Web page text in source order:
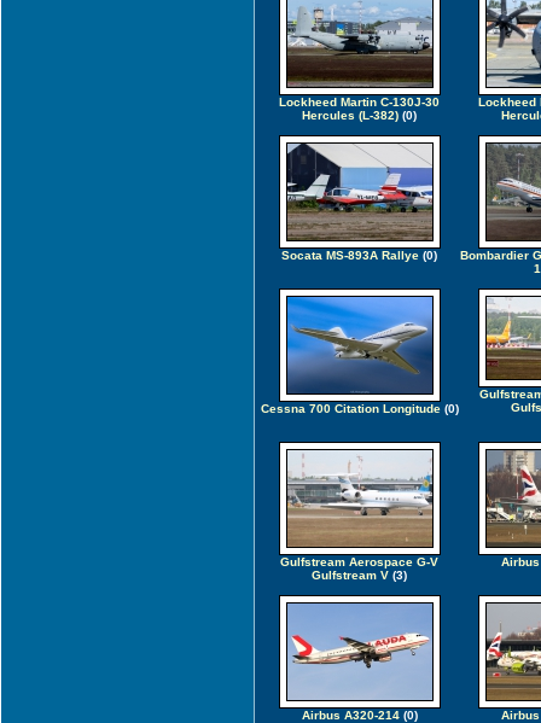
Lockheed Martin C-130J-30
Hercules (L-382) (0)
Lockheed
Socata MS-893A Rallye (0)
Bombardier
Cessna 700 Citation Longitude(0)
Gulfstream Aerospace G-V
Gulfstream V (3)
Airbus
Airbus A320-214(0) Airbus